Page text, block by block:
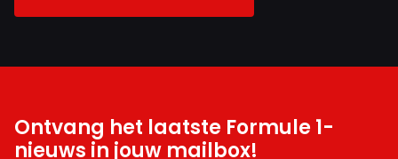
Ontvang het laatste Formule 1-
nieuws in jouw mailbox!